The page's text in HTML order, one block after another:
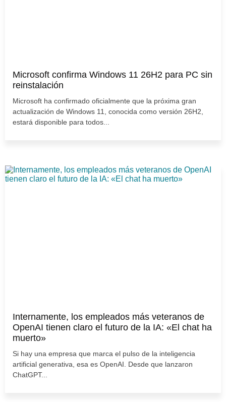
Microsoft confirma Windows 11 26H2 para PC sin
reinstalación
Microsoft ha confirmado oficialmente que la próxima gran
actualización de Windows 11, conocida como versión 26H2,
estará disponible para todos...
Internamente, los empleados más veteranos de
OpenAI tienen claro el futuro de la IA: «El chat ha
muerto»
Si hay una empresa que marca el pulso de la inteligencia
artificial generativa, esa es OpenAI. Desde que lanzaron
ChatGPT...